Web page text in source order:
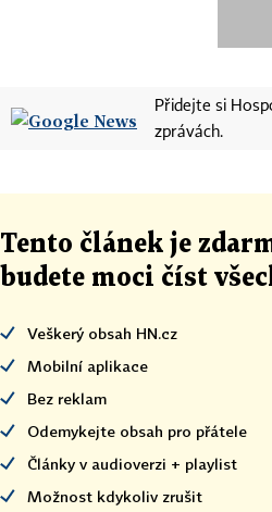
Přidejte si
zprávách.
Tento článek je
budete moci číst
Veškerý obsah HN.cz
Mobilní aplikace
Bez reklam
Odemykejte obsah pro přátele
Články v audioverzi + playlist
Možnost kdykoliv zrušit